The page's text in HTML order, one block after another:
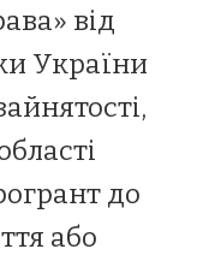
від
України
до
або